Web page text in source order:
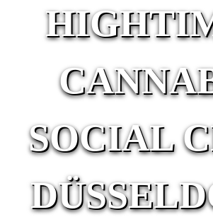
SOCIAL